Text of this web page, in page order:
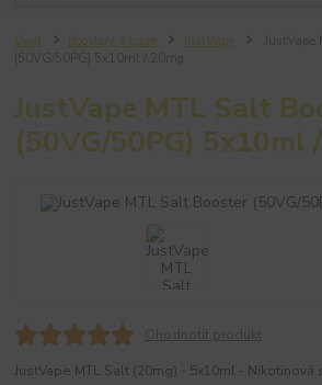
Úvod Boostery a báze JustVape
JustVape MTL Salt
(50VG/50PG) 5x10ml
JustVape MTL Salt (20mg) - 5x10ml - Nikotinová